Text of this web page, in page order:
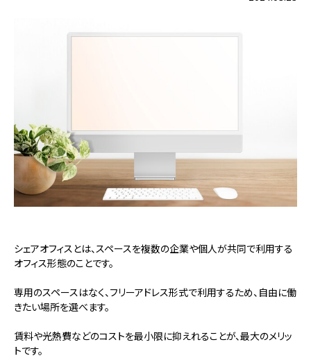
シェアオフィスとは、スペースを複数の企業や個人が共同で利用する
オフィス形態のことです。
専用のスペースはなく、フリーアドレス形式で利用するため、自由に働
きたい場所を選べます。
賃料や光熱費などのコストを最小限に抑えれることが、最大のメリッ
トです。